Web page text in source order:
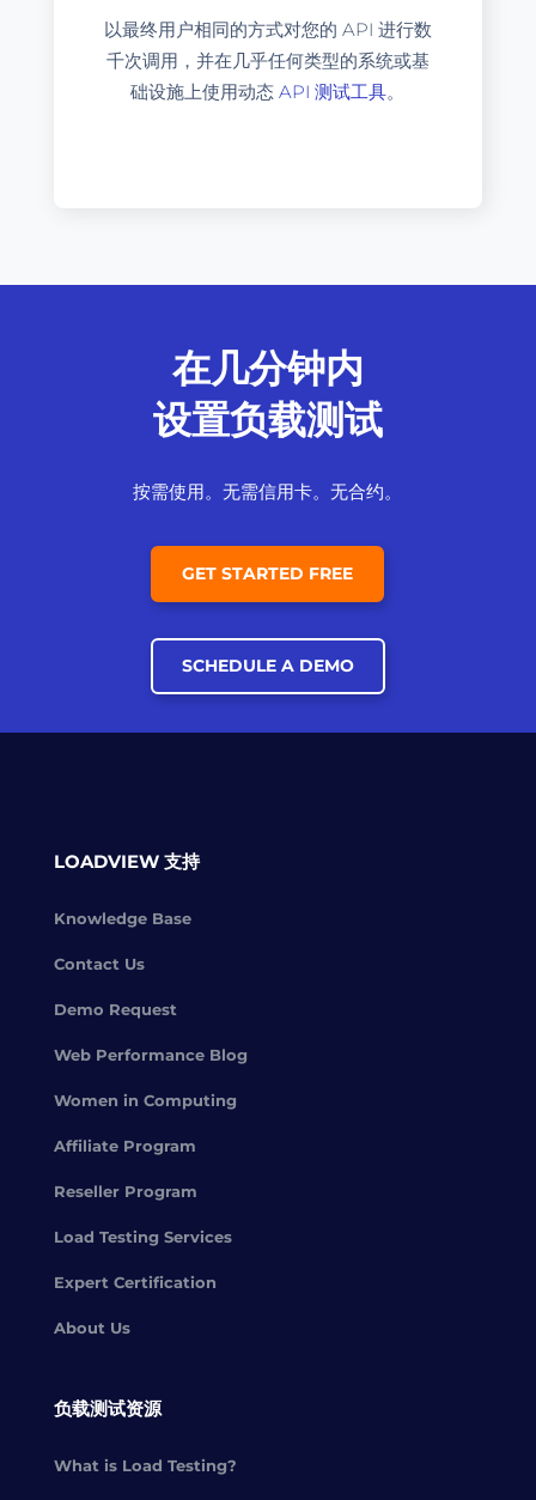
以最终用户相同的方式对您的 API 进行数
千次调用，并在几乎任何类型的系统或基
础设施上使用动态API 测试工具。
在几分钟内
设置负载测试
按需使用。无需信用卡。无合约。
GET STARTED FREE
SCHEDULE A DEMO
LOADVIEW 支持
Knowledge Base
Contact Us
Demo Request
Web Performance Blog
Women in Computing
Affiliate Program
Reseller Program
Load Testing Services
Expert Certification
About Us
负载测试资源
What is Load Testing?